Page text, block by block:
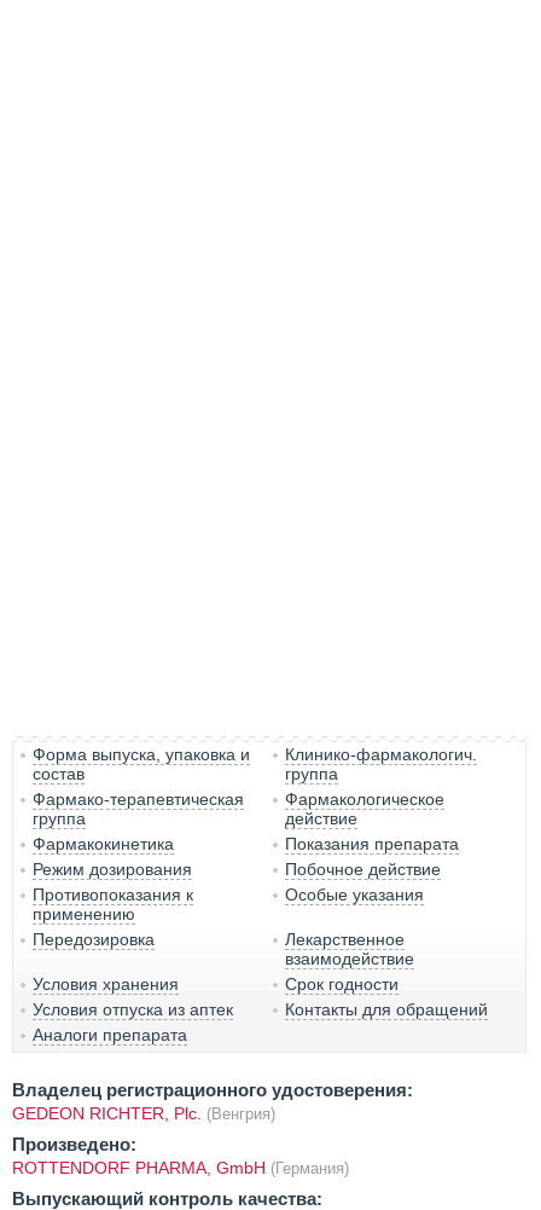
Форма выпуска, упаковка и
состав
Клинико-фармакологич.
группа
Фармако-терапевтическая
группа
Фармакологическое
действие
Фармакокинетика
Показания препарата
Режим дозирования
Побочное действие
Противопоказания к
применению
Особые указания
Передозировка
Лекарственное
взаимодействие
Условия хранения
Срок годности
Условия отпуска из аптек
Контакты для обращений
Аналоги препарата
Владелец регистрационного удостоверения:
GEDEON RICHTER, Plc. (Венгрия)
Произведено:
ROTTENDORF PHARMA, GmbH (Германия)
Выпускающий контроль качества: